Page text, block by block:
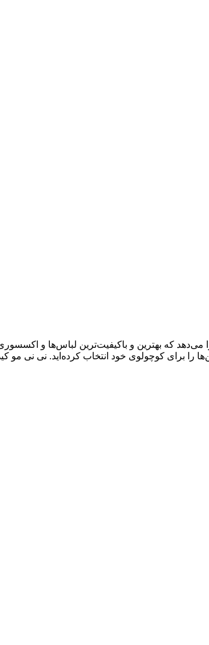
به شما این امکان را می‌دهد که بهترین و باکیفیت‌ترین
را برای کوچولوی خود انتخاب کرده‌اید. نی نی